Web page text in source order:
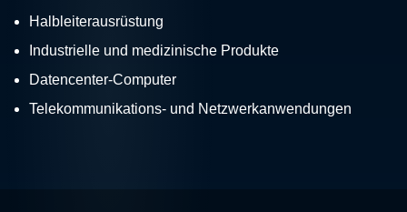
Halbleiterausrüstung
Industrielle und medizinische Produkte
Datencenter-Computer
Telekommunikations- und Netzwerkanwendungen